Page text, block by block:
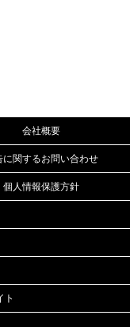
会社概要
に関するお問い合わせ
個人情報保護方針
ト